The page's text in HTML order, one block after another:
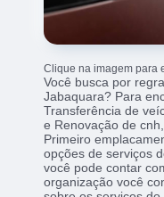
Clique na imagem para
Você busca por
Jabaquara? Para
Transferência de
e Renovação de
Primeiro
opções de serviços
você pode contar
organização você